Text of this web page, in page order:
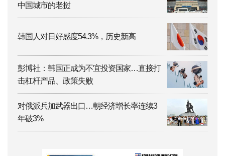
中国城市的老挝
韩国人对日好感度54.3%，历史新高
彭博社：韩国正成为不宜投资国家…直接打
击杠杆产品、政策失败
对俄派兵加武器出口…朝经济增长率连续3
年破3%